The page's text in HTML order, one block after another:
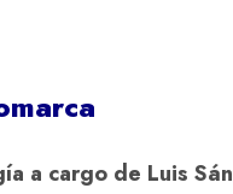
a cargo de Luis